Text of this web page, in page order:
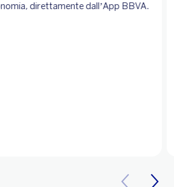
direttamente dall’App BBVA.